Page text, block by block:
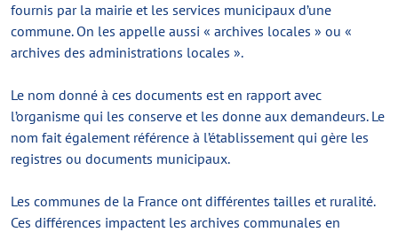
fournis par la mairie et les services municipaux d’une
commune. On les appelle aussi « archives locales » ou «
archives des administrations locales ».
Le nom donné à ces documents est en rapport avec
l’organisme qui les conserve et les donne aux demandeurs. Le
nom fait également référence à l’établissement qui gère les
registres ou documents municipaux.
Les communes de la France ont différentes tailles et ruralité.
Ces différences impactent les archives communales en